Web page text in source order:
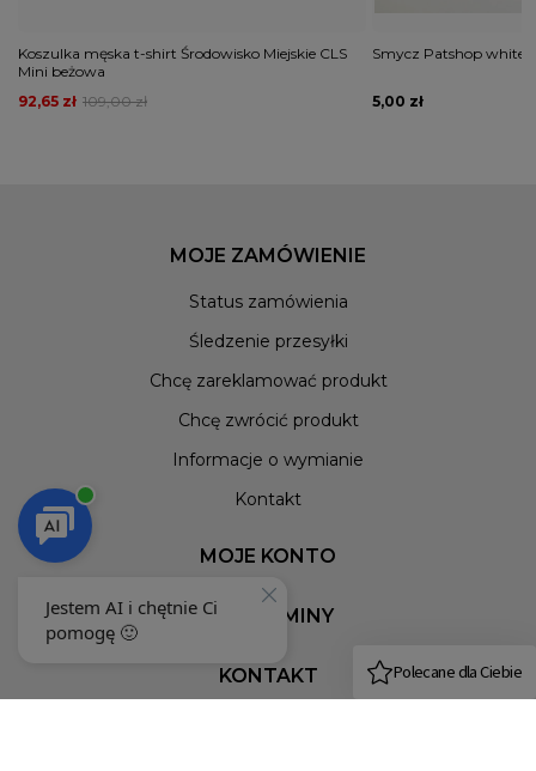
Koszulka męska t-shirt Środowisko Miejskie CLS
Mini beżowa
109,00 zł
92,65 zł
Smycz Patshop white
5,00 zł
MOJE ZAMÓWIENIE
Status zamówienia
Śledzenie przesyłki
Chcę zareklamować produkt
Chcę zwrócić produkt
Informacje o wymianie
Kontakt
MOJE KONTO
REGULAMINY
KONTAKT